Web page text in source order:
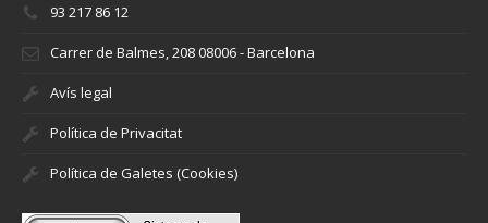
93 217 86 12
Carrer de Balmes, 208 08006 - Barcelona
Avís legal
Política de Privacitat
Política de Galetes (Cookies)